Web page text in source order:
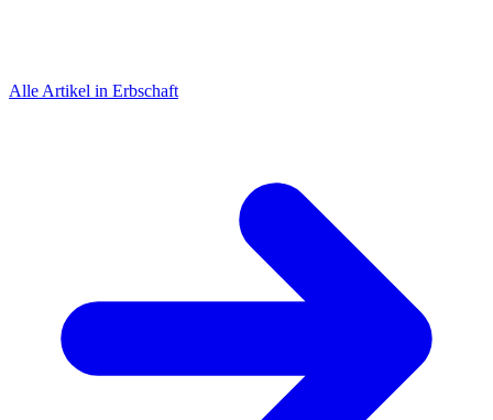
Alle Artikel in Erbschaft